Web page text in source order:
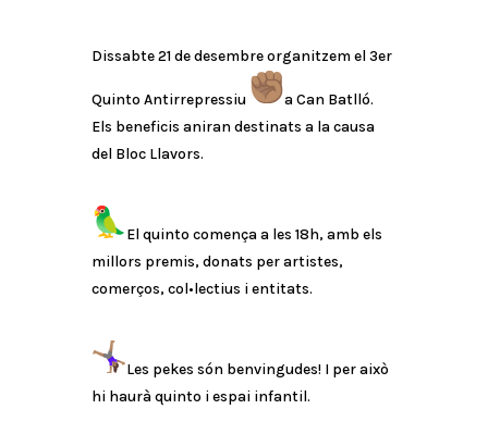
Dissabte 21 de desembre organitzem el 3er
Quinto Antirrepressiu
a Can Batlló.
Els beneficis aniran destinats a la causa
del Bloc Llavors.
El quinto comença a les 18h, amb els
millors premis, donats per artistes,
comerços, col•lectius i entitats.
Les pekes són benvingudes! I per això
hi haurà quinto i espai infantil.